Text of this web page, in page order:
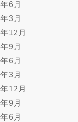
6月
3月
12月
9月
6月
3月
12月
9月
6月